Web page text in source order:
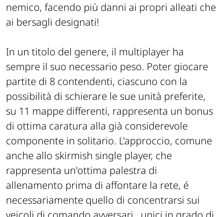
nemico, facendo più danni ai propri alleati che
ai bersagli designati!
In un titolo del genere, il multiplayer ha
sempre il suo necessario peso. Poter giocare
partite di 8 contendenti, ciascuno con la
possibilità di schierare le sue unità preferite,
su 11 mappe differenti, rappresenta un bonus
di ottima caratura alla già considerevole
componente in solitario. L'approccio, comune
anche allo skirmish single player, che
rappresenta un'ottima palestra di
allenamento prima di affontare la rete, é
necessariamente quello di concentrarsi sui